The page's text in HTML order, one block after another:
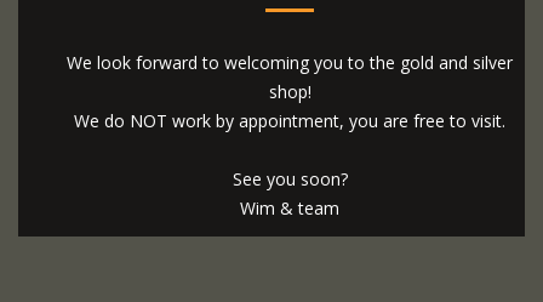
We look forward to welcoming you to the gold and silver
shop!
We do NOT work by appointment, you are free to visit.
See you soon?
Wim & team